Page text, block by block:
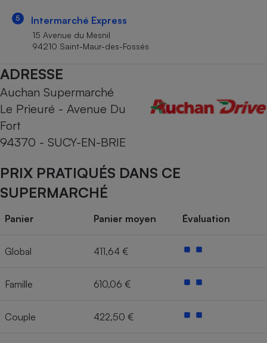
5 Intermarché Express
15 Avenue du Mesnil
94210 Saint-Maur-des-Fossés
ADRESSE
Auchan Supermarché
Le Prieuré - Avenue Du
Fort
94370 - SUCY-EN-BRIE
PRIX PRATIQUÉS DANS CE
SUPERMARCHÉ
Panier Panier moyen Évaluation
Global 411,64 €
Famille 610,06 €
Couple 422,50 €